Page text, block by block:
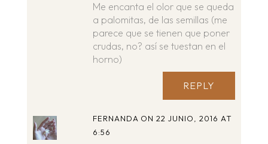
Me encanta el olor que se queda
a palomitas, de las semillas (me
parece que se tienen que poner
crudas, no? así se tuestan en el
horno)
REPLY
FERNANDA ON 22 JUNIO, 2016 AT
6:56